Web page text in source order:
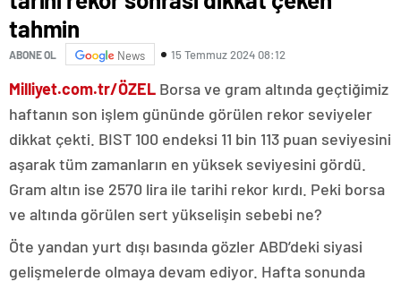
tahmin
ABONE OL News 15 Temmuz 2024 08:12
Milliyet.com.tr/ÖZEL Borsa ve gram altında geçtiğimiz
haftanın son işlem gününde görülen rekor seviyeler
dikkat çekti. BIST 100 endeksi 11 bin 113 puan seviyesini
aşarak tüm zamanların en yüksek seviyesini gördü.
Gram altın ise 2570 lira ile tarihi rekor kırdı. Peki borsa
ve altında görülen sert yükselişin sebebi ne?
Öte yandan yurt dışı basında gözler ABD’deki siyasi
gelişmelerde olmaya devam ediyor. Hafta sonunda